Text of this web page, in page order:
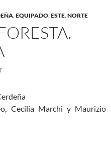
,EQUIPADO,ESTE,NORTE
Cecilia Marchi y Maurizio